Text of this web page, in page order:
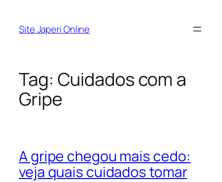
Site Japeri Online
Tag: Cuidados com a
Gripe
A gripe chegou mais cedo:
veja quais cuidados tomar